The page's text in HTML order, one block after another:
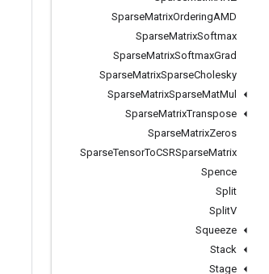
SparseMatrixOrderingAMD
SparseMatrixSoftmax
SparseMatrixSoftmaxGrad
SparseMatrixSparseCholesky
SparseMatrixSparseMatMul
SparseMatrixTranspose
SparseMatrixZeros
SparseTensorToCSRSparseMatrix
Spence
Split
SplitV
Squeeze
Stack
Stage